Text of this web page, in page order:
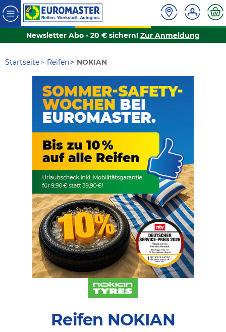
Newsletter Abo - 20 € sichern! Zur Anmeldung
Startseite Reifen NOKIAN
Reifen NOKIAN